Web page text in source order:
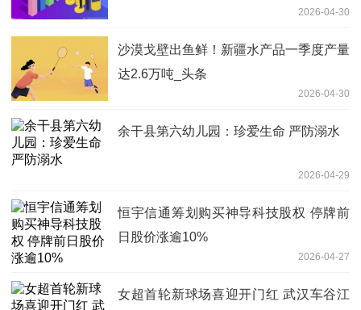
2026-04-30
沙漠戈壁出鱼鲜！新疆水产品一季度产量
达2.6万吨_头条
2026-04-30
余干县第六幼儿园：珍爱生命 严防溺水
2026-04-29
恒宇信通筹划购买神导科技股权 停牌前
日股价涨逾10%
2026-04-27
女超首轮新球场喜迎开门红 武汉车谷江